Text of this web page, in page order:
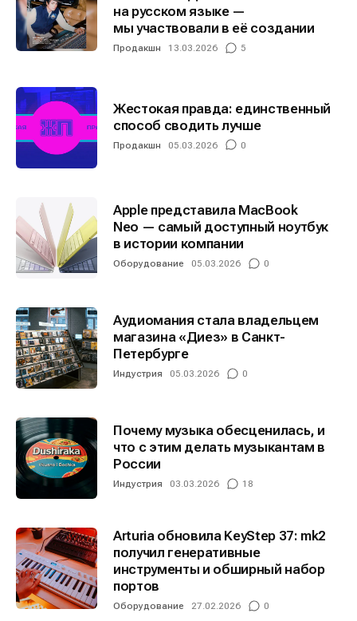
на русском языке —
мы участвовали в её создании
Продакшн 13.03.2026 5
Жестокая правда: единственный
способ сводить лучше
Продакшн 05.03.2026 0
Apple представила MacBook
Neo — самый доступный ноутбук
в истории компании
Оборудование 05.03.2026 0
Аудиомания стала владельцем
магазина «Диез» в Санкт-
Петербурге
Индустрия 05.03.2026 0
Почему музыка обесценилась, и
что с этим делать музыкантам в
России
Индустрия 03.03.2026 18
Arturia обновила KeyStep 37: mk2
получил генеративные
инструменты и обширный набор
портов
Оборудование 27.02.2026 0